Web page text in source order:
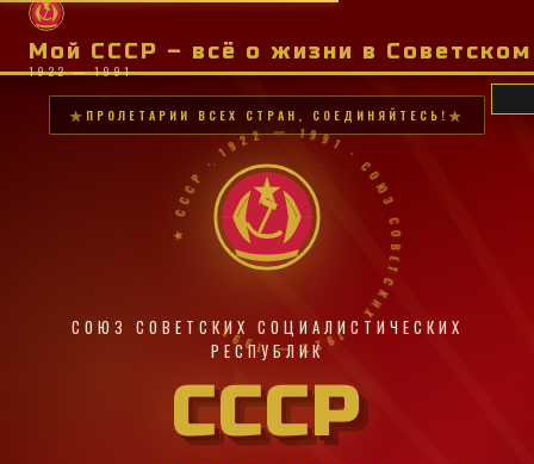
Мой СССР – всё о жизни в
1922 — 1991
ПРОЛЕТАРИИ ВСЕХ СТРАН, СОЕДИНЯЙТЕСЬ!
★ СССР · 1922 — 1991 · СОЮЗ СОВЕТСКИХ · 1922 — 1991 ·
СОЮЗ СОВЕТСКИХ СОЦИАЛИСТИЧЕСКИХ
РЕСПУБЛИК
СССР